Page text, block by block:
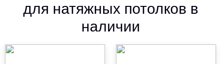
для натяжных потолков в
наличии